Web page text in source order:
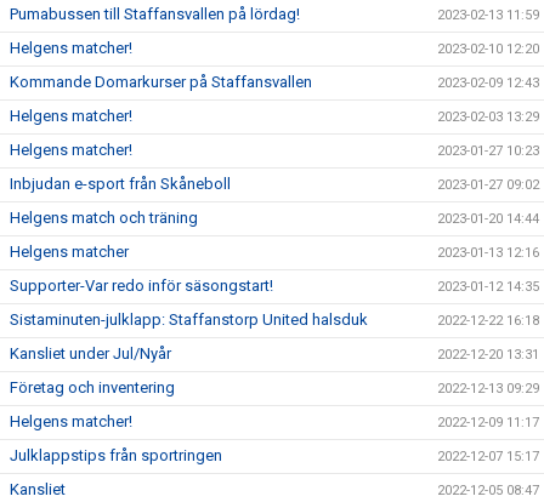
Pumabussen till Staffansvallen på lördag! 2023-02-13 11:59
Helgens matcher! 2023-02-10 12:20
Kommande Domarkurser på Staffansvallen 2023-02-09 12:43
Helgens matcher! 2023-02-03 13:29
Helgens matcher! 2023-01-27 10:23
Inbjudan e-sport från Skåneboll 2023-01-27 09:02
Helgens match och träning 2023-01-20 14:44
Helgens matcher 2023-01-13 12:16
Supporter-Var redo inför säsongstart! 2023-01-12 14:35
Sistaminuten-julklapp: Staffanstorp United halsduk 2022-12-22 16:18
Kansliet under Jul/Nyår 2022-12-20 13:31
Företag och inventering 2022-12-13 09:29
Helgens matcher! 2022-12-09 11:17
Julklappstips från sportringen 2022-12-07 15:17
Kansliet 2022-12-05 08:47